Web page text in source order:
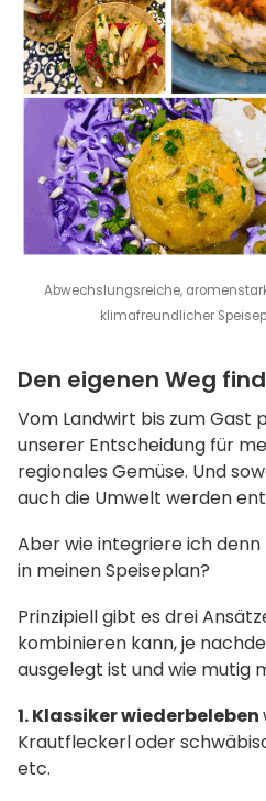
Abwechslungsreiche,
klimafreundlicher
Den eigenen Weg
Vom Landwirt bis zum Gast
unserer Entscheidung für
regionales Gemüse. Und
auch die Umwelt werden
Aber wie integriere ich
in meinen Speiseplan?
Prinzipiell gibt es drei
kombinieren kann, je
ausgelegt ist und wie mutig
1. Klassiker wiederbeleben
Krautfleckerl oder
etc.